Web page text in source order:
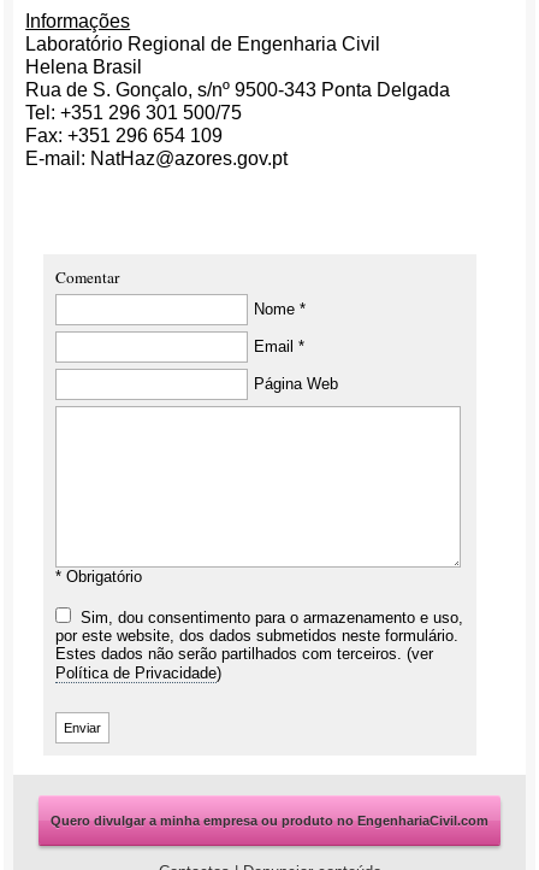
Informações
Laboratório Regional de Engenharia Civil
Helena Brasil
Rua de S. Gonçalo, s/nº 9500-343 Ponta Delgada
Tel: +351 296 301 500/75
Fax: +351 296 654 109
E-mail: NatHaz@azores.gov.pt
Comentar
Nome *
Email *
Página Web
* Obrigatório
Sim, dou consentimento para o armazenamento e uso,
por este website, dos dados submetidos neste formulário.
Estes dados não serão partilhados com terceiros. (ver
Política de Privacidade)
Quero divulgar a minha empresa ou produto no EngenhariaCivil.com